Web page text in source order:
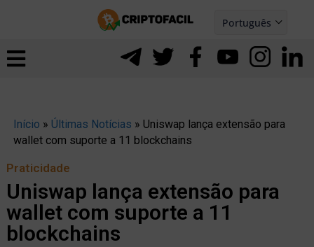
Português
Español
Início » Últimas Notícias » Uniswap lança extensão para
wallet com suporte a 11 blockchains
Praticidade
Uniswap lança extensão para
wallet com suporte a 11
blockchains